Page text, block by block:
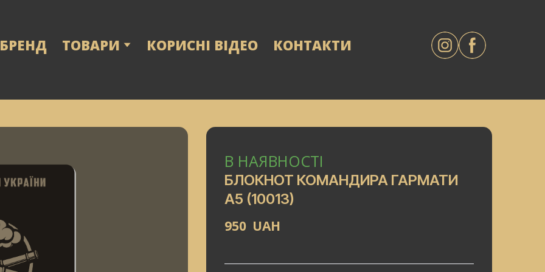
ТОВАРИ КОРИСНІ ВІДЕО КОНТАКТИ
В НАЯВНОСТІ
БЛОКНОТ КОМАНДИРА ГАРМАТИ
А5 (10013)
950  UAH